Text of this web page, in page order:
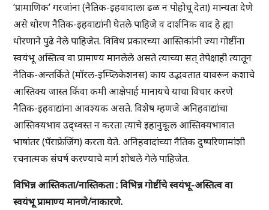
‘प्रामाणिक’ गरजांना (नैतिक-इहवादाला ढळ न पोहोचू देता) मान्यता देणे
असे धोरण नैतिक-इहवाद्यांनी घेतले पाहिजे व दार्शनिक वाद हे ह्या
धोरणाने पुढे नेले पाहिजेत. विविध प्रकारच्या आस्तिकांनी ज्या गोष्टींना
स्वयंभू अस्तित्व वा प्रामाण्य मानलेले असते त्याच्या सत् तेपेक्षाही त्यातून
नैतिक-अन्तर्किते (मॉरल-इम्प्लिकेशनस) काय उद्भवतात यावरून कशाचे
आस्तिक्य जास्त किंवा कमी आक्षेपार्ह मानायचे याचा विचार करणे
नैतिक-इहवाद्यांना आवश्यक असते. विशेष म्हणजे अनिहवाद्यांचा
आस्तिक्यभाव उद्ध्वस्त न करता त्याचे इहानुकूल आस्तिक्यभावात
भाषांतर (पॅराफ्रेजिंग) करता येते. अनिहवादांच्या नैतिक दुष्परिणामांशी
रचनात्मक संघर्ष करण्याचे मार्ग शोधले गेले पाहिजेत.
विभिन्न आस्तिकता/नास्तिकता : विभिन्न गोष्टींचे स्वयंभू-अस्तित्व वा
स्वयंभू प्रामाण्य मानणे/नाकारणे.